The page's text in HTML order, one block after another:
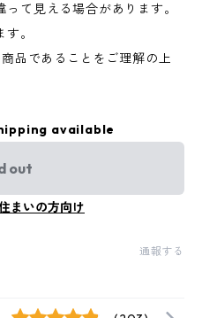
て見える場合があります。
。
品であることをご理解の上
available
out
まいの方向け
通報する